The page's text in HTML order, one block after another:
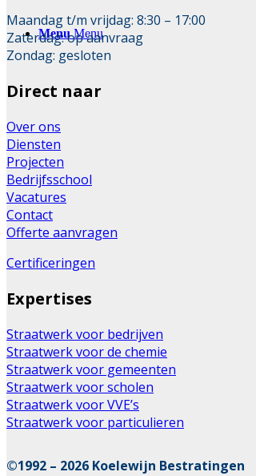
Menu Menu
Maandag t/m vrijdag: 8:30 – 17:00
Zaterdag: op aanvraag
Zondag: gesloten
Direct naar
Over ons
Diensten
Projecten
Bedrijfsschool
Vacatures
Contact
Offerte aanvragen
Certificeringen
Expertises
Straatwerk voor bedrijven
Straatwerk voor de chemie
Straatwerk voor gemeenten
Straatwerk voor scholen
Straatwerk voor VVE’s
Straatwerk voor particulieren
©1992 – 2026 Koelewijn Bestratingen